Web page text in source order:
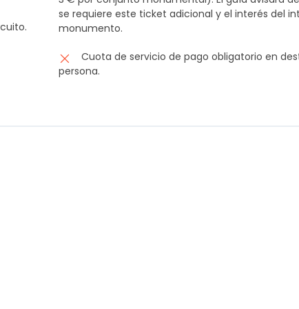
de tren, bus, ferrys o entradas a espectáculos serán
no reembolsables ni modificables.
se requiere este ticket adicional y el interés del
monumento.
Cuota de servicio de pago obligatorio en
persona.